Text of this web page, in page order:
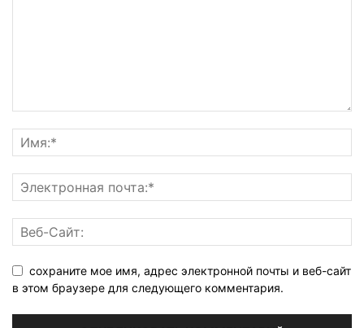
сохраните мое имя, адрес электронной почты и веб-сайт
в этом браузере для следующего комментария.